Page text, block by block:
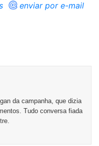
enviar por e-mail
da campanha, que dizia
Tudo conversa fiada